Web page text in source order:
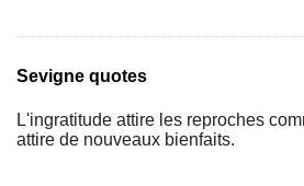
Sevigne quotes
L'ingratitude attire les reproches
attire de nouveaux bienfaits.